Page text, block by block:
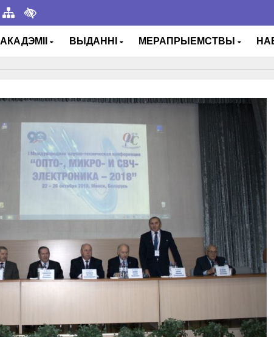
ВЫДАННІ МЕРАПРЫЕМСТВЫ